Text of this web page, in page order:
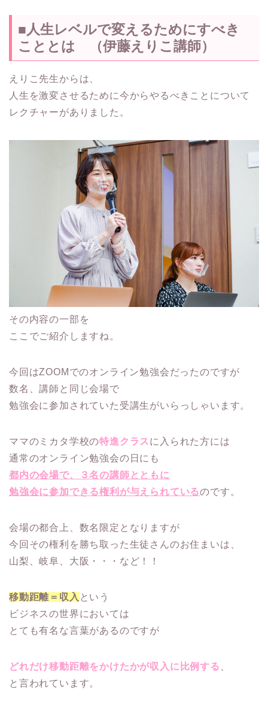
■人生レベルで変えるためにすべき
こととは （伊藤えりこ講師）
えりこ先生からは、
人生を激変させるために今からやるべきことについて
レクチャーがありました。
その内容の一部を
ここでご紹介しますね。
今回はZOOMでのオンライン勉強会だったのですが
数名、講師と同じ会場で
勉強会に参加されていた受講生がいらっしゃいます。
ママのミカタ学校の特進クラス に入られた方には
通常のオンライン勉強会の日にも
都内の会場で、３名の講師とともに
勉強会に参加できる権利が与えられているのです。
会場の都合上、数名限定となりますが
今回その権利を勝ち取った生徒さんのお住まいは、
山梨、岐阜、大阪・・・など！！
移動距離＝収入 という
ビジネスの世界においては
とても有名な言葉があるのですが
どれだけ移動距離をかけたかが収入に比例する
と言われています。